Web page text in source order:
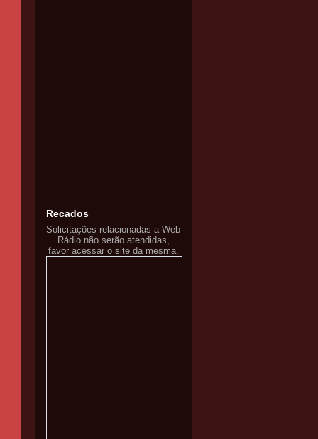
Recados
Solicitações relacionadas a Web
Rádio não serão atendidas,
favor acessar o site da mesma.